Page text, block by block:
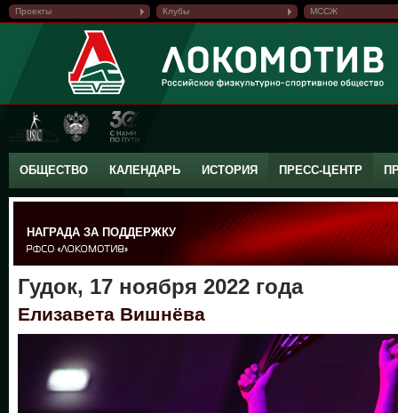
Проекты Клубы МССЖ
ОБЩЕСТВО КАЛЕНДАРЬ ИСТОРИЯ ПРЕСС-ЦЕНТР
НАГРАДА ЗА ПОДДЕРЖКУ
Гудок, 17 ноября 2022 года
Елизавета Вишнёва